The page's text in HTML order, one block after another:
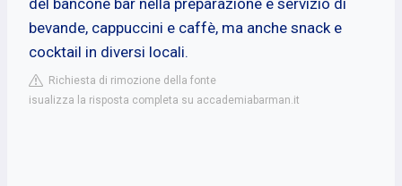
bevande, cappuccini e caffè, ma anche snack e
cocktail in diversi locali.
Richiesta di rimozione della fonte
isualizza la risposta completa su accademiabarman.it